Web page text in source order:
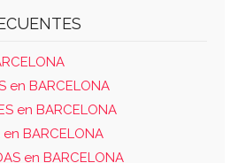
en BARCELONA
en BARCELONA
BARCELONA
en BARCELONA